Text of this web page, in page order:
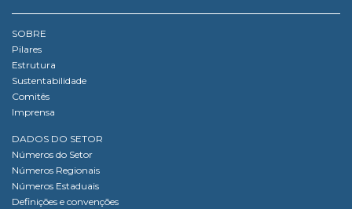
SOBRE
Pilares
Estrutura
Sustentabilidade
Comitês
Imprensa
DADOS DO SETOR
Números do Setor
Números Regionais
Números Estaduais
Definições e convenções